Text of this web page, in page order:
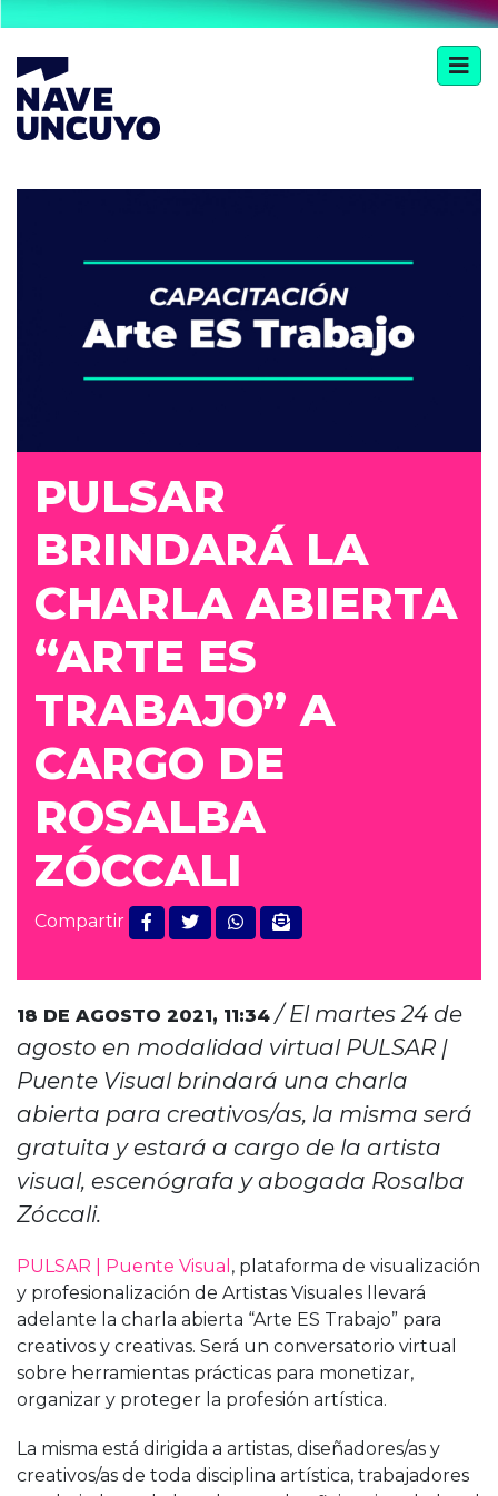
PULSAR
BRINDARÁ LA
CHARLA ABIERTA
“ARTE ES
TRABAJO” A
CARGO DE
ROSALBA
ZÓCCALI
Compartir
18 DE AGOSTO 2021, 11:34 / El martes 24 de
agosto en modalidad virtual PULSAR |
Puente Visual brindará una charla
abierta para creativos/as, la misma será
gratuita y estará a cargo de la artista
visual, escenógrafa y abogada Rosalba
Zóccali.
PULSAR | Puente Visual , plataforma de visualización
y profesionalización de Artistas Visuales llevará
adelante la charla abierta “Arte ES Trabajo” para
creativos y creativas. Será un conversatorio virtual
sobre herramientas prácticas para monetizar,
organizar y proteger la profesión artística.
La misma está dirigida a artistas, diseñadores/as y
creativos/as de toda disciplina artística, trabajadores